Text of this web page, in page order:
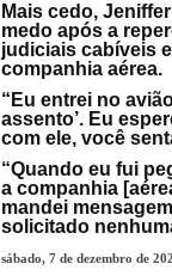
Mais cedo,
medo após a
judiciais cabíveis
companhia aérea.
“Eu entrei no
assento’. Eu
com ele, você
“Quando eu fui
a companhia
mandei
solicitado
sábado, 7 de dezembro de